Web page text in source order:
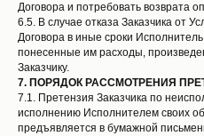
Договора и потребовать возврата
6.5. В случае отказа Заказчика от
Договора в иные сроки
понесенные им расходы,
Заказчику.
7. ПОРЯДОК РАССМОТРЕНИЯ
7.1. Претензия Заказчика по
исполнению Исполнителем своих
предъявляется в бумажной